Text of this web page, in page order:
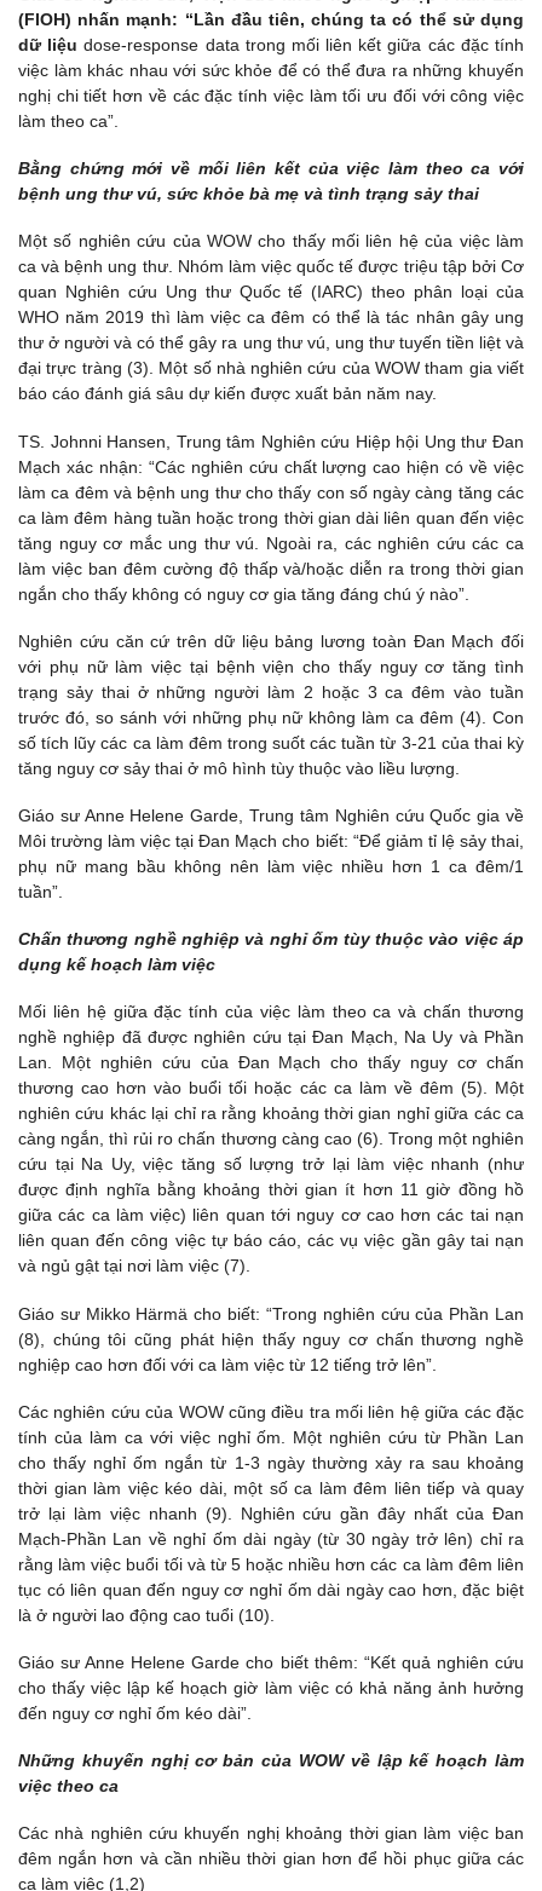
(FIOH) nhấn mạnh: “Lần đầu tiên, chúng ta có thể sử dụng
dữ liệudose-response data trong mối liên kết giữa các đặc tính
việc làm khác nhau với sức khỏe để có thể đưa ra những khuyến
nghị chi tiết hơn về các đặc tính việc làm tối ưu đối với công việc
làm theo ca”.
Bằng chứng mới về mối liên kết của việc làm theo ca với
bệnh ung thư vú, sức khỏe bà mẹ và tình trạng sảy thai
Một số nghiên cứu của WOW cho thấy mối liên hệ của việc làm
ca và bệnh ung thư. Nhóm làm việc quốc tế được triệu tập bởi Cơ
quan Nghiên cứu Ung thư Quốc tế (IARC) theo phân loại của
WHO năm 2019 thì làm việc ca đêm có thể là tác nhân gây ung
thư ở người và có thể gây ra ung thư vú, ung thư tuyến tiền liệt và
đại trực tràng (3). Một số nhà nghiên cứu của WOW tham gia viết
báo cáo đánh giá sâu dự kiến được xuất bản năm nay.
TS. Johnni Hansen, Trung tâm Nghiên cứu Hiệp hội Ung thư Đan
Mạch xác nhận: “Các nghiên cứu chất lượng cao hiện có về việc
làm ca đêm và bệnh ung thư cho thấy con số ngày càng tăng các
ca làm đêm hàng tuần hoặc trong thời gian dài liên quan đến việc
tăng nguy cơ mắc ung thư vú. Ngoài ra, các nghiên cứu các ca
làm việc ban đêm cường độ thấp và/hoặc diễn ra trong thời gian
ngắn cho thấy không có nguy cơ gia tăng đáng chú ý nào”.
Nghiên cứu căn cứ trên dữ liệu bảng lương toàn Đan Mạch đối
với phụ nữ làm việc tại bệnh viện cho thấy nguy cơ tăng tình
trạng sảy thai ở những người làm 2 hoặc 3 ca đêm vào tuần
trước đó, so sánh với những phụ nữ không làm ca đêm (4). Con
số tích lũy các ca làm đêm trong suốt các tuần từ 3-21 của thai kỳ
tăng nguy cơ sảy thai ở mô hình tùy thuộc vào liều lượng.
Giáo sư Anne Helene Garde, Trung tâm Nghiên cứu Quốc gia về
Môi trường làm việc tại Đan Mạch cho biết: “Để giảm tỉ lệ sảy thai,
phụ nữ mang bầu không nên làm việc nhiều hơn 1 ca đêm/1
tuần”.
Chấn thương nghề nghiệp và nghỉ ốm tùy thuộc vào việc áp
dụng kế hoạch làm việc
Mối liên hệ giữa đặc tính của việc làm theo ca và chấn thương
nghề nghiệp đã được nghiên cứu tại Đan Mạch, Na Uy và Phần
Lan. Một nghiên cứu của Đan Mạch cho thấy nguy cơ chấn
thương cao hơn vào buổi tối hoặc các ca làm về đêm (5). Một
nghiên cứu khác lại chỉ ra rằng khoảng thời gian nghỉ giữa các ca
càng ngắn, thì rủi ro chấn thương càng cao (6). Trong một nghiên
cứu tại Na Uy, việc tăng số lượng trở lại làm việc nhanh (như
được định nghĩa bằng khoảng thời gian ít hơn 11 giờ đồng hồ
giữa các ca làm việc) liên quan tới nguy cơ cao hơn các tai nạn
liên quan đến công việc tự báo cáo, các vụ việc gần gây tai nạn
và ngủ gật tại nơi làm việc (7).
Giáo sư Mikko Härmä cho biết: “Trong nghiên cứu của Phần Lan
(8), chúng tôi cũng phát hiện thấy nguy cơ chấn thương nghề
nghiệp cao hơn đối với ca làm việc từ 12 tiếng trở lên”.
Các nghiên cứu của WOW cũng điều tra mối liên hệ giữa các đặc
tính của làm ca với việc nghỉ ốm. Một nghiên cứu từ Phần Lan
cho thấy nghỉ ốm ngắn từ 1-3 ngày thường xảy ra sau khoảng
thời gian làm việc kéo dài, một số ca làm đêm liên tiếp và quay
trở lại làm việc nhanh (9). Nghiên cứu gần đây nhất của Đan
Mạch-Phần Lan về nghỉ ốm dài ngày (từ 30 ngày trở lên) chỉ ra
rằng làm việc buổi tối và từ 5 hoặc nhiều hơn các ca làm đêm liên
tục có liên quan đến nguy cơ nghỉ ốm dài ngày cao hơn, đặc biệt
là ở người lao động cao tuổi (10).
Giáo sư Anne Helene Garde cho biết thêm: “Kết quả nghiên cứu
cho thấy việc lập kế hoạch giờ làm việc có khả năng ảnh hưởng
đến nguy cơ nghỉ ốm kéo dài”.
Những khuyến nghị cơ bản của WOW về lập kế hoạch làm
việc theo ca
Các nhà nghiên cứu khuyến nghị khoảng thời gian làm việc ban
đêm ngắn hơn và cần nhiều thời gian hơn để hồi phục giữa các
ca làm việc (1,2)